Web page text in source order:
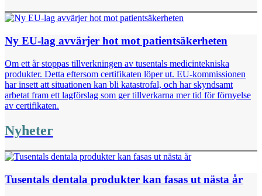
Ny EU-lag avvärjer hot mot patientsäkerheten
Om ett år stoppas tillverkningen av tusentals medicintekniska
produkter. Detta eftersom certifikaten löper ut. EU-kommissionen
har insett att situationen kan bli katastrofal, och har skyndsamt
arbetat fram ett lagförslag som ger tillverkarna mer tid för förnyelse
av certifikaten.
Nyheter
Tusentals dentala produkter kan fasas ut nästa år